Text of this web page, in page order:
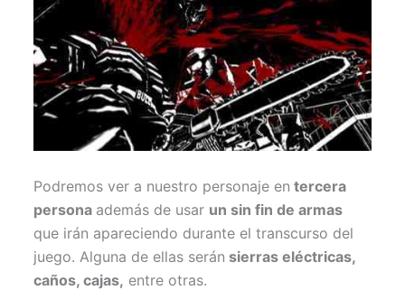
Podremos ver a nuestro personaje en tercera
persona además de usar un sin fin de armas
que irán apareciendo durante el transcurso del
juego. Alguna de ellas serán sierras eléctricas,
caños, cajas, entre otras.